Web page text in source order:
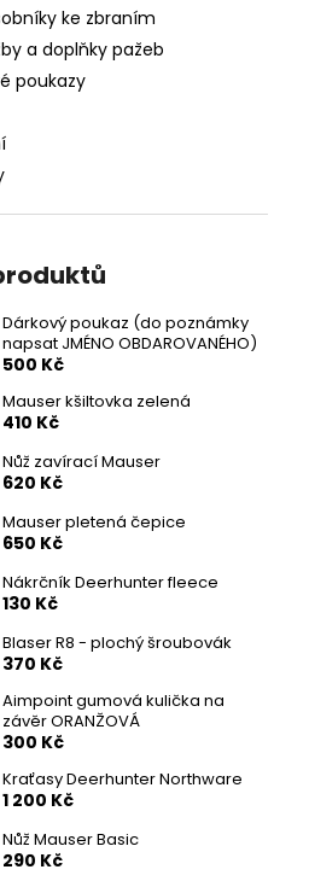
ke zbraním
a doplňky pažeb
poukazy
Dárkový poukaz (do poznámky
napsat JMÉNO OBDAROVANÉHO)
500 Kč
Mauser kšiltovka zelená
410 Kč
Nůž zavírací Mauser
620 Kč
Mauser pletená čepice
650 Kč
Nákrčník Deerhunter fleece
130 Kč
Blaser R8 - plochý šroubovák
370 Kč
Aimpoint gumová kulička na
závěr ORANŽOVÁ
300 Kč
Kraťasy Deerhunter Northware
1 200 Kč
Nůž Mauser Basic
290 Kč